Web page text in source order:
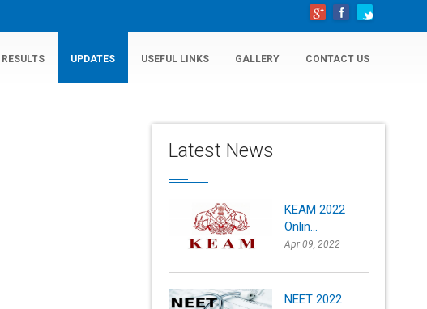
RESULTS UPDATES USEFUL LINKS GALLERY CONTACT US
Latest News
KEAM 2022
Onlin...
Apr 09, 2022
NEET 2022